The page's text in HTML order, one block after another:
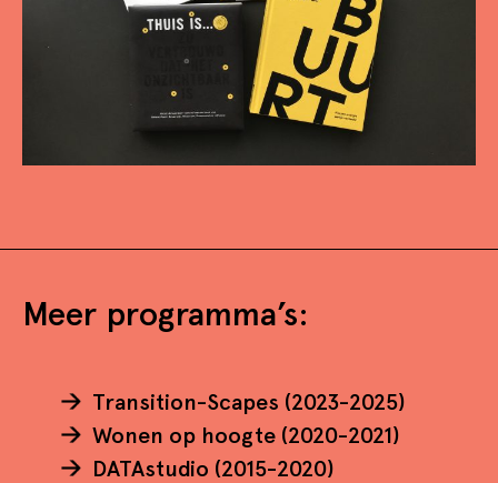
Meer programma’s:
Transition-Scapes (2023-2025)
Wonen op hoogte (2020-2021)
DATAstudio (2015-2020)